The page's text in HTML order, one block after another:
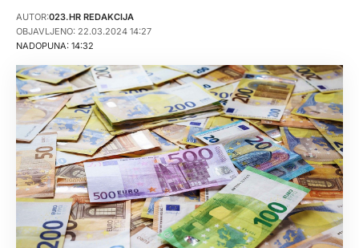
NADOPUNA: 14:32
AUTOR:023.HR REDAKCIJA
OBJAVLJENO: 22.03.2024 14:27